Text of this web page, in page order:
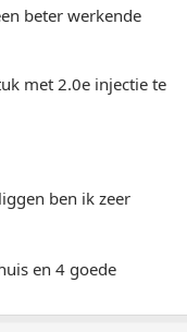
beter werkende
met 2.0e injectie te
ben ik zeer
en 4 goede